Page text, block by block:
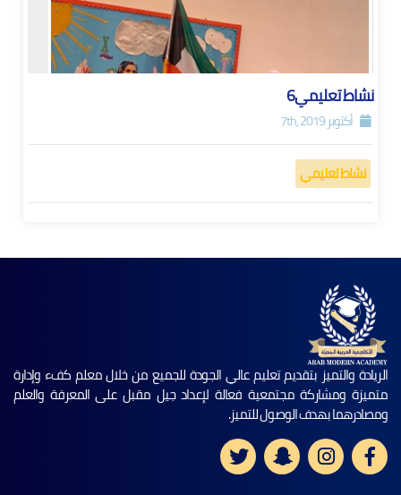
نشاط تعليمي6
أكتوبر 7th, 2019
نشاط تعليمي
الريادة والتميز بتقديم تعليم عالي الجودة للجميع من خلال معلم كفء وإدارة
متميزة ومشاركة مجتمعية فعالة لإعداد جيل مقبل على المعرفة والعلم
ومصادرهما بهدف الوصول للتميز.